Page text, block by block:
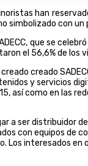
han
simbolizado con
que se
el 56,6% de los
creado
y servicios
así como en las
a ser distribuidor
con equipos de
Los interesados